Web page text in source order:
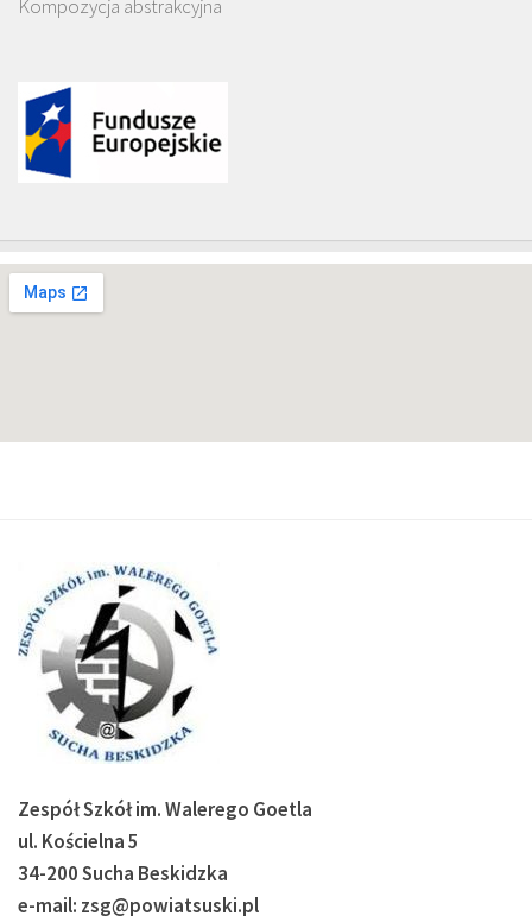
Kompozycja abstrakcyjna
Zespół Szkół im. Walerego Goetla
ul. Kościelna 5
34-200 Sucha Beskidzka
e-mail: zsg@powiatsuski.pl